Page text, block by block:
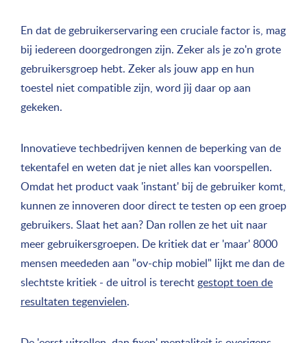
En dat de gebruikerservaring een cruciale factor is, mag
bij iedereen doorgedrongen zijn. Zeker als je zo'n grote
gebruikersgroep hebt. Zeker als jouw app en hun
toestel niet compatible zijn, word jìj daar op aan
gekeken.
Innovatieve techbedrijven kennen de beperking van de
tekentafel en weten dat je niet alles kan voorspellen.
Omdat het product vaak 'instant' bij de gebruiker komt,
kunnen ze innoveren door direct te testen op een groep
gebruikers. Slaat het aan? Dan rollen ze het uit naar
meer gebruikersgroepen. De kritiek dat er 'maar' 8000
mensen meededen aan "ov-chip mobiel" lijkt me dan de
slechtste kritiek - de uitrol is terecht gestopt toen de
resultaten tegenvielen.